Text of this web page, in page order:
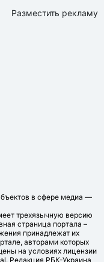
Разместить рекламу
в сфере медиа —
трехязычную версию
страница портала –
принадлежат их
авторами которых
на условиях лицензии
Редакция РБК-Украина